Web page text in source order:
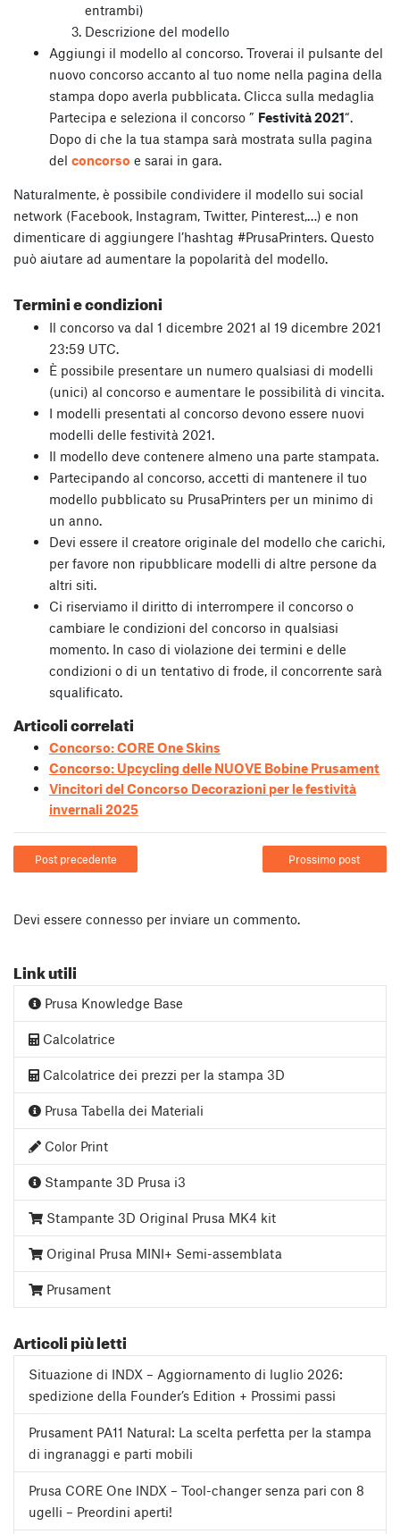
entrambi)
Descrizione del modello
Aggiungi il modello al concorso. Troverai il pulsante del
nuovo concorso accanto al tuo nome nella pagina della
stampa dopo averla pubblicata. Clicca sulla medaglia
Partecipa e seleziona il concorso ” Festività 2021“.
Dopo di che la tua stampa sarà mostrata sulla pagina
del concorso e sarai in gara.
Naturalmente, è possibile condividere il modello sui social
network (Facebook, Instagram, Twitter, Pinterest,…) e non
dimenticare di aggiungere l’hashtag #PrusaPrinters. Questo
può aiutare ad aumentare la popolarità del modello.
Termini e condizioni
Il concorso va dal 1 dicembre 2021 al 19 dicembre 2021
23:59 UTC.
È possibile presentare un numero qualsiasi di modelli
(unici) al concorso e aumentare le possibilità di vincita.
I modelli presentati al concorso devono essere nuovi
modelli delle festività 2021.
Il modello deve contenere almeno una parte stampata.
Partecipando al concorso, accetti di mantenere il tuo
modello pubblicato su PrusaPrinters per un minimo di
un anno.
Devi essere il creatore originale del modello che carichi,
per favore non ripubblicare modelli di altre persone da
altri siti.
Ci riserviamo il diritto di interrompere il concorso o
cambiare le condizioni del concorso in qualsiasi
momento. In caso di violazione dei termini e delle
condizioni o di un tentativo di frode, il concorrente sarà
squalificato.
Articoli correlati
Concorso: CORE One Skins
Concorso: Upcycling delle NUOVE Bobine Prusament
Vincitori del Concorso Decorazioni per le festività
invernali 2025
Post precedente Prossimo post
Devi essere connesso per inviare un commento.
Link utili
Prusa Knowledge Base
Calcolatrice
Calcolatrice dei prezzi per la stampa 3D
Prusa Tabella dei Materiali
Color Print
Stampante 3D Prusa i3
Stampante 3D Original Prusa MK4 kit
Original Prusa MINI+ Semi-assemblata
Prusament
Articoli più letti
Situazione di INDX – Aggiornamento di luglio 2026:
spedizione della Founder’s Edition + Prossimi passi
Prusament PA11 Natural: La scelta perfetta per la stampa
di ingranaggi e parti mobili
Prusa CORE One INDX – Tool-changer senza pari con 8
ugelli – Preordini aperti!